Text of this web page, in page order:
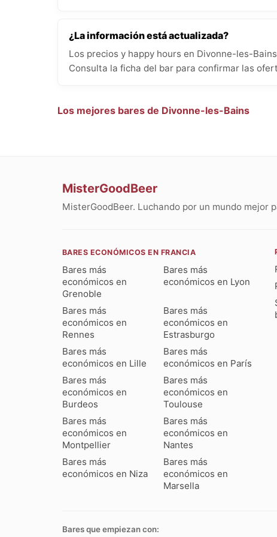
¿La información está actualizada?
Los precios y happy hours en Divonne-les-
Consulta la ficha del bar para confirmar las
Los mejores bares de Divonne-les-Bains
MisterGoodBeer
MisterGoodBeer. Luchando por un mundo mejor
BARES ECONÓMICOS EN FRANCIA
Bares más
económicos en
Grenoble
Bares más
económicos en Lyon
Bares más
económicos en
Rennes
Bares más
económicos en
Estrasburgo
Bares más
económicos en Lille
Bares más
económicos en París
Bares más
económicos en
Burdeos
Bares más
económicos en
Toulouse
Bares más
económicos en
Montpellier
Bares más
económicos en
Nantes
Bares más
económicos en Niza
Bares más
económicos en
Marsella
Bares que empiezan con: